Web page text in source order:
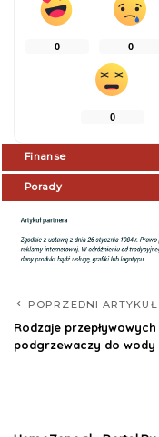
0 0
0
Finanse
Porady
POPRZEDNI ARTYKUŁ
Rodzaje przepływowych
podgrzewaczy do wody